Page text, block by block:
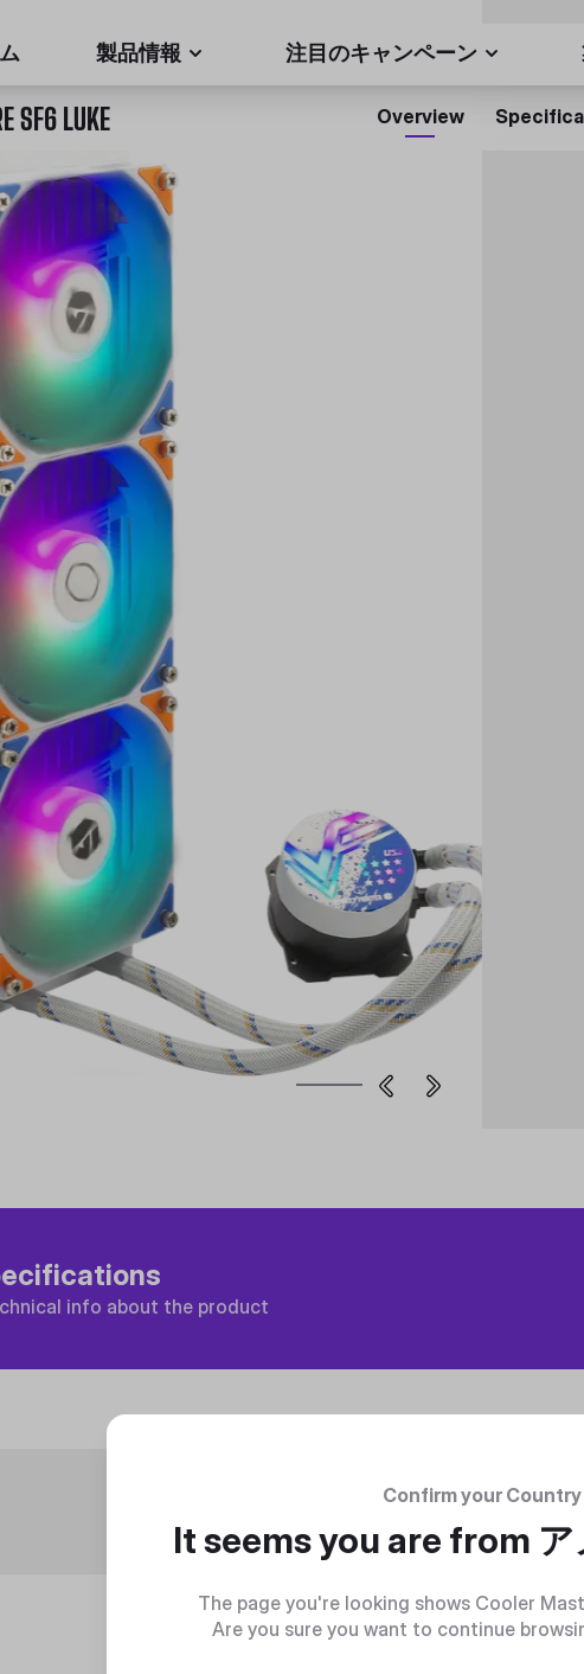
製品情報 注目のキャンペーン
SF6 LUKE Overview
info about the product
New
Confirm your Country
It seems you are from
The page you're looking shows Cooler
Are you sure you want to continue